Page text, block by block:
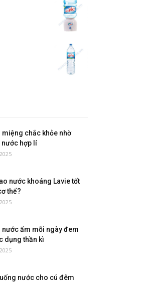
miệng chắc khỏe nhờ
nước hợp lí
nước khoáng Lavie tốt
thể?
nước ấm mỗi ngày đem
dụng thần kì
nước cho cú đêm